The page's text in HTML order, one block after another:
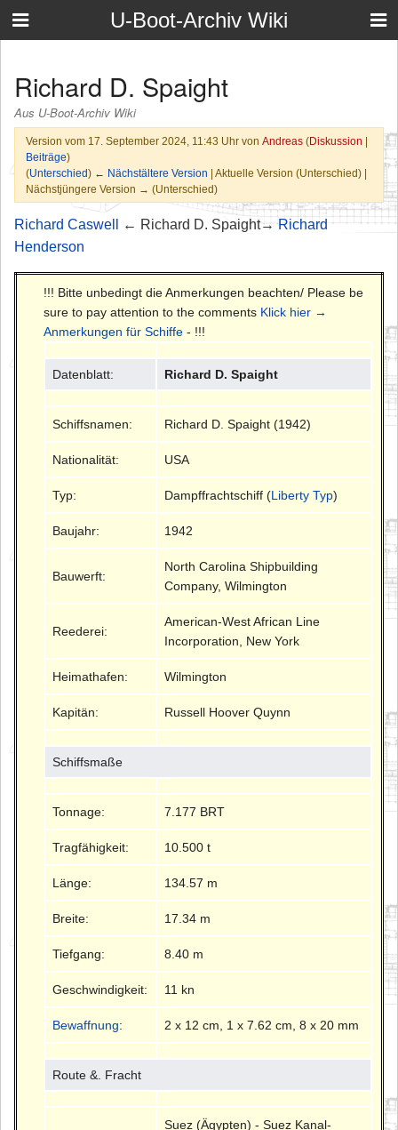
U-Boot-Archiv Wiki
Richard D. Spaight
Aus U-Boot-Archiv Wiki
Version vom 17. September 2024, 11:43 Uhr von Andreas (Diskussion |
Beiträge)
(Unterschied) ← Nächstältere Version | Aktuelle Version (Unterschied) |
Nächstjüngere Version → (Unterschied)
Richard Caswell ← Richard D. Spaight→Richard
Henderson
!!! Bitte unbedingt die Anmerkungen beachten/ Please be
sure to pay attention to the comments Klick hier →
Anmerkungen für Schiffe - !!!
Datenblatt: Richard D. Spaight
Schiffsnamen: Richard D. Spaight (1942)
Nationalität: USA
Typ: Dampffrachtschiff (Liberty Typ)
Baujahr: 1942
Bauwerft:
North Carolina Shipbuilding
Company, Wilmington
Reederei:
American-West African Line
Incorporation, New York
Heimathafen: Wilmington
Kapitän: Russell Hoover Quynn
Schiffsmaße
Tonnage: 7.177 BRT
Tragfähigkeit: 10.500 t
Länge: 134.57 m
Breite: 17.34 m
Tiefgang: 8.40 m
Geschwindigkeit: 11 kn
Bewaffnung: 2 x 12 cm, 1 x 7.62 cm, 8 x 20 mm
Route &. Fracht
Suez (Ägypten) - Suez Kanal-